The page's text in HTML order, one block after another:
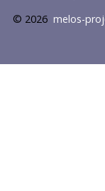
© 2026 melos-